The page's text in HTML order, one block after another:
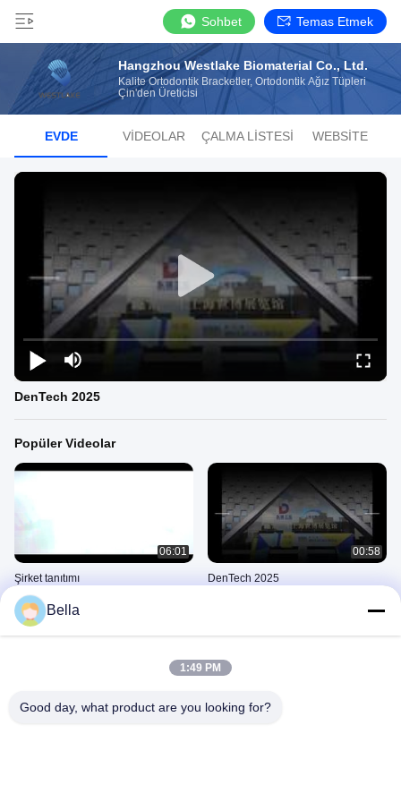
Sohbet Temas Etmek
Hangzhou Westlake Biomaterial Co., Ltd.
Kalite Ortodontik Bracketler, Ortodontik Ağız Tüpleri
Çin'den Üreticisi
EVDE VIDEOLAR ÇALMA LISTESI WEBSITE
DenTech 2025
Popüler Videolar
06:01
Şirket tanıtımı
April 26, 2024
00:58
DenTech 2025
Son Zamanlardaki Videolar
Bella
1:49 PM
Good day, what product are you looking for?